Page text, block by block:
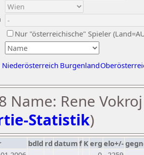
Nur "österreichische" Spieler
Niederösterreich Burgenland
Name: Rene
Statistik)
bdld rd datumf Kerg elo+/-